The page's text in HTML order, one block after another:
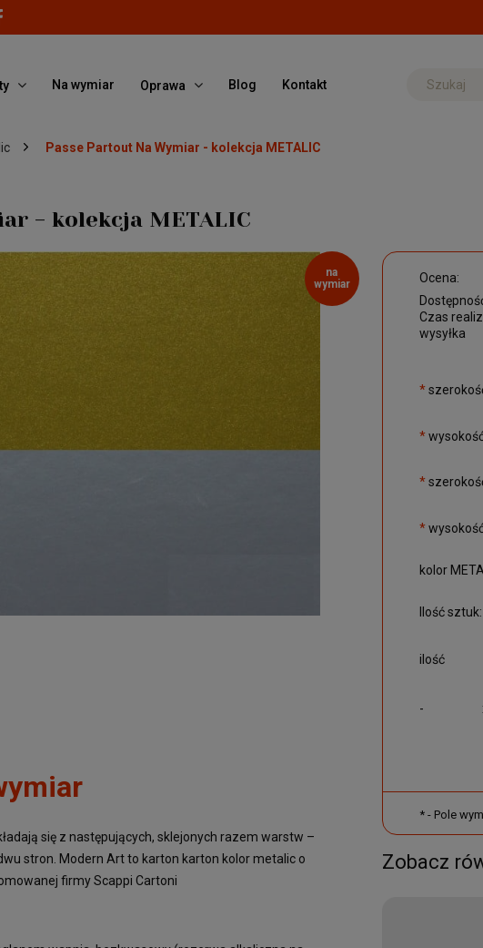
Na wymiar Oprawa Blog Kontakt
» Passe Partout Na Wymiar - kolekcja METALIC
- kolekcja METALIC
na
wymiar
Ocena:
Czas
wysyłka
*
*
*
*
kolor
Ilość sztuk:
ilość
-
*- Pole
się z następujących, sklejonych razem warstw –
stron. Modern Art to karton karton kolor metalic o
firmy Scappi Cartoni
Zobacz